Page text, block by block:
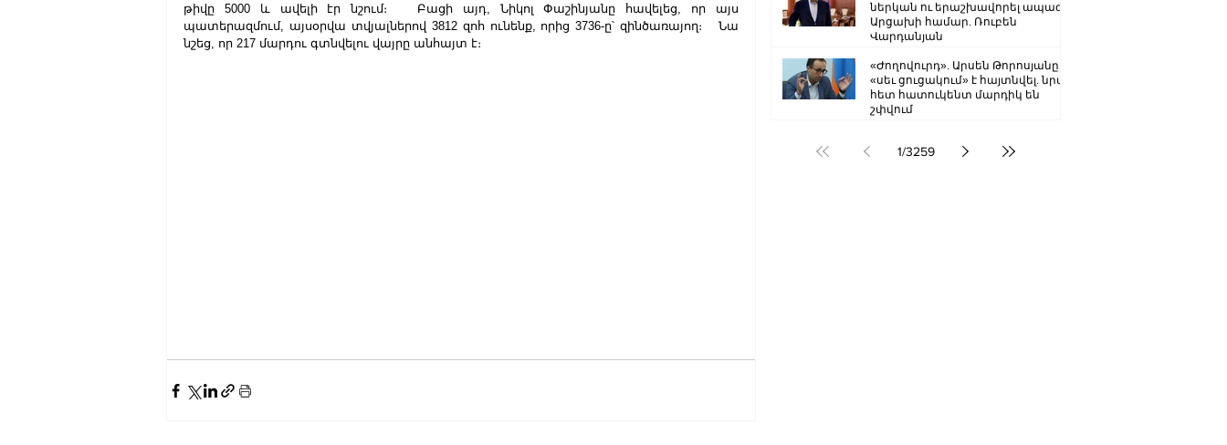
թիվը 5000 և ավելի էր նշում։   Բացի այդ, Նիկոլ Փաշինյանը հավելեց, որ այս
պատերազմում, այսօրվա տվյալներով 3812 զոհ ունենք, որից 3736-ը՝ զինծառայող։   Նա
նշեց, որ 217 մարդու գտնվելու վայրը անհայտ է։
ներկան ու երաշխավորել ապագա
Արցախի համար. Ռուբեն
Վարդանյան
«Ժողովուրդ». Արսեն Թորոսյանը
«սեւ ցուցակում» է հայտնվել. նրա
հետ հատուկենտ մարդիկ են
շփվում
1/3259